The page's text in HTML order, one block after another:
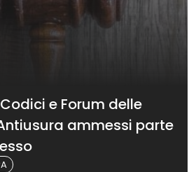
e Forum delle
ammessi parte